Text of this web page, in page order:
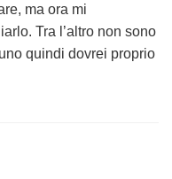
ma ora mi
Tra l’altro non sono
quindi dovrei proprio